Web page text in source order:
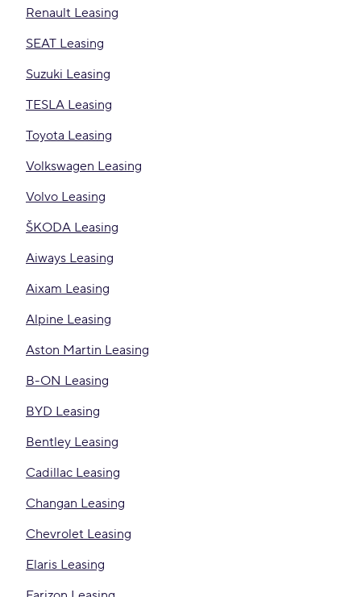
Renault Leasing
SEAT Leasing
Suzuki Leasing
TESLA Leasing
Toyota Leasing
Volkswagen Leasing
Volvo Leasing
ŠKODA Leasing
Aiways Leasing
Aixam Leasing
Alpine Leasing
Aston Martin Leasing
B-ON Leasing
BYD Leasing
Bentley Leasing
Cadillac Leasing
Changan Leasing
Chevrolet Leasing
Elaris Leasing